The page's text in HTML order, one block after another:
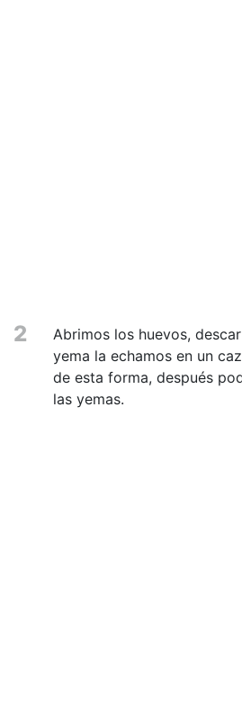
2
Abrimos los huevos,
yema la echamos en un
de esta forma, después
las yemas.